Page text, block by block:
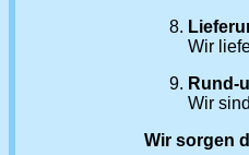
Wir
Rund-
Wir
Wir sorgen